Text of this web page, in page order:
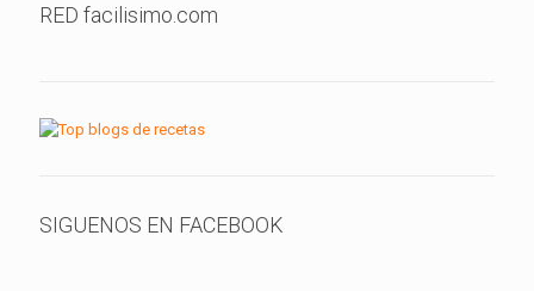
RED facilisimo.com
SIGUENOS EN FACEBOOK